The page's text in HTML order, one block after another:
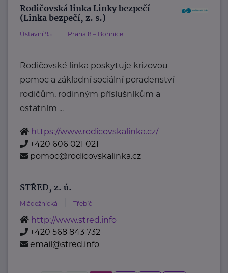
Rodičovská linka Linky bezpečí
(Linka bezpečí, z. s.)
Ústavní 95 Praha 8 – Bohnice
Rodičovské linka poskytuje krizovou
pomoc a základní sociální poradenství
rodičům, rodinným příslušníkům a
ostatním ...
https://www.rodicovskalinka.cz/
+420 606 021 021
pomoc@rodicovskalinka.cz
STŘED, z. ú.
Mládežnická Třebíč
http://www.stred.info
+420 568 843 732
email@stred.info